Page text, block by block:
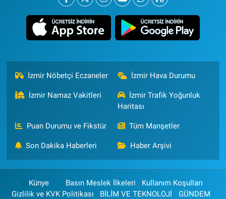
İzmir Nöbetçi Eczaneler İzmir Hava Durumu
İzmir Namaz Vakitleri
İzmir Trafik Yoğunluk
Haritası
Puan Durumu ve Fikstür Tüm Manşetler
Son Dakika Haberleri Haber Arşivi
Künye Basın Meslek İlkeleri
Kullanım Koşulları
Gizlilik ve KVK Politikası
BİLİM VE TEKNOLOJİ
GÜNDEM